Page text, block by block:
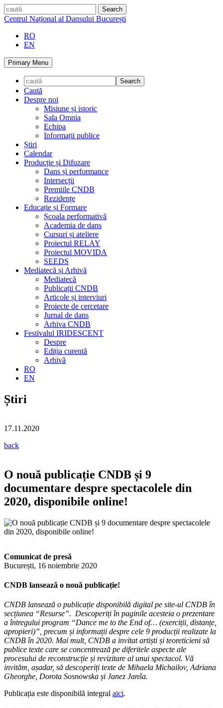
Skip
to
caută
Centrul Național al Dansului București
RO
EN
Primary Menu
Caută
Despre noi
Misiune și istoric
Sala Omnia
Echipa
Informații publice
Știri
Calendar
Producție și Difuzare
Dans și performance
Intersecții
Premiile CNDB
Rezidențe
Educație și Formare
Școala performativă
Academia de dans
Cursuri și ateliere
Proiectul RELAY
Proiectul MOVIDA
SEEDS
Mediatecă și Arhivă
Mediatecă
Publicații CNDB
Articole și interviuri
Proiecte de cercetare
Jurnal de dans
Arhiva CNDB
Festivalul IRIDESCENT
Despre
Ediția curentă
Arhivă
RO
EN
Știri
17.11.2020
back
O nouă publicație CNDB și 9
documentare despre spectacolele din
2020, disponibile online!
Comunicat de presă
București, 16 noiembrie 2020
CNDB lansează o nouă publicație!
CNDB lansează o publicație disponibilă digital pe site-ul CNDB în
secțiunea “Resurse”. Descoperiți în paginile acesteia o prezentare
a întregului program “Dance me to the End of… (exerciții, distanțe,
apropieri)”, precum și informații despre cele 9 producții realizate la
CNDB în 2020. Mai mult, CNDB a invitat artiști și teoreticieni să
publice texte care se concentrează pe diferitele aspecte ale
procesului de reconstrucție și revizitare al unui spectacol. Vă
invităm, așadar, să descoperiți texte de Mihaela Michailov, Adriana
Gheorghe, Dorota Sosnowska și Janez Janša.
Publicația este disponibilă integral aici.